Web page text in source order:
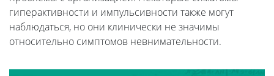
гиперактивности и импульсивности также могут
наблюдаться, но они клинически не значимы
относительно симптомов невнимательности.